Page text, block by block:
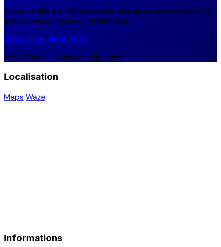
Soyez notifié en ~30 secondes dès qu'un rendez-vous se
libère dans cette sous-préfecture.
Créer mon alerte RDV
9,90 €/mois — sans engagement
Localisation
Maps Waze
Informations